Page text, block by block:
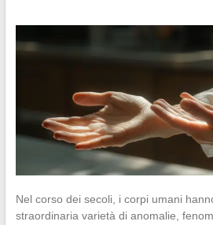
Nel corso dei secoli, i corpi umani
straordinaria varietà di anomalie,